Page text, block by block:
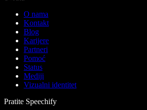
O nama
Kontakt
Blog
Karijere
Partneri
Pomoć
Status
Mediji
Vizualni identitet
Pratite Speechify